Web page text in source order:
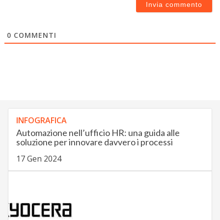
0 COMMENTI
INFOGRAFICA
Automazione nell’ufficio HR: una guida alle
soluzione per innovare davvero i processi
17 Gen 2024